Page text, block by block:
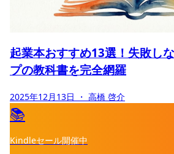
起業本おすすめ13選！失敗し
プの教科書を完全網羅
2025年12月13日 ・ 高橋 啓介
📚
Kindleセール開催中